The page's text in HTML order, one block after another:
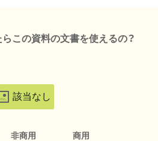
この資料の文書を使えるの？
該当なし
非商用 商用